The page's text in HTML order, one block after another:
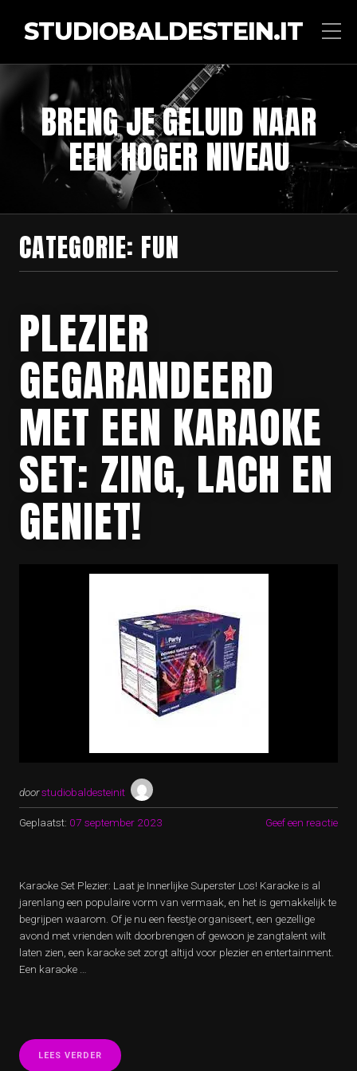
STUDIOBALDESTEIN.IT
BRENG JE GELUID NAAR
EEN HOGER NIVEAU
CATEGORIE: FUN
PLEZIER
GEGARANDEERD
MET EEN KARAOKE
SET: ZING, LACH EN
GENIET!
doorstudiobaldesteinit
Geplaatst: 07 september 2023 Geef een reactie
Karaoke Set Plezier: Laat je Innerlijke Superster Los! Karaoke is al
jarenlang een populaire vorm van vermaak, en het is gemakkelijk te
begrijpen waarom. Of je nu een feestje organiseert, een gezellige
avond met vrienden wilt doorbrengen of gewoon je zangtalent wilt
laten zien, een karaoke set zorgt altijd voor plezier en entertainment.
Een karaoke …
LEES VERDER “PLEZIER
GEGARANDEERD